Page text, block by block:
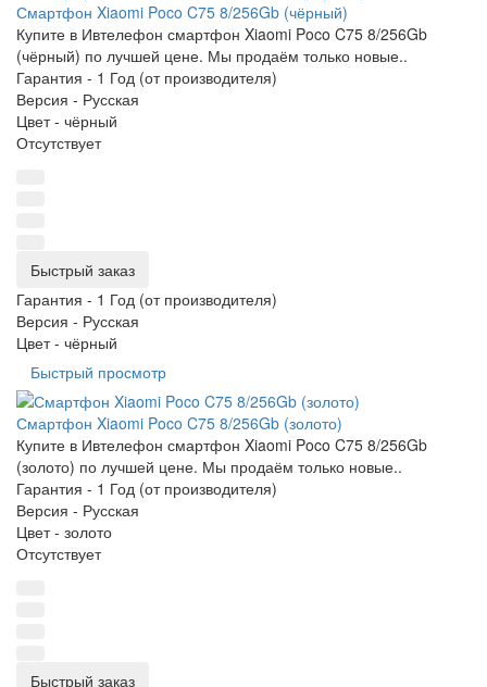
Смартфон Xiaomi Poco C75 8/256Gb (чёрный)
Купите в Ивтелефон смартфон Xiaomi Poco C75 8/256Gb
(чёрный) по лучшей цене. Мы продаём только новые..
Гарантия - 1 Год (от производителя)
Версия - Русская
Цвет - чёрный
Отсутствует
Быстрый заказ
Гарантия - 1 Год (от производителя)
Версия - Русская
Цвет - чёрный
Быстрый просмотр
Смартфон Xiaomi Poco C75 8/256Gb (золото)
Купите в Ивтелефон смартфон Xiaomi Poco C75 8/256Gb
(золото) по лучшей цене. Мы продаём только новые..
Гарантия - 1 Год (от производителя)
Версия - Русская
Цвет - золото
Отсутствует
Быстрый заказ